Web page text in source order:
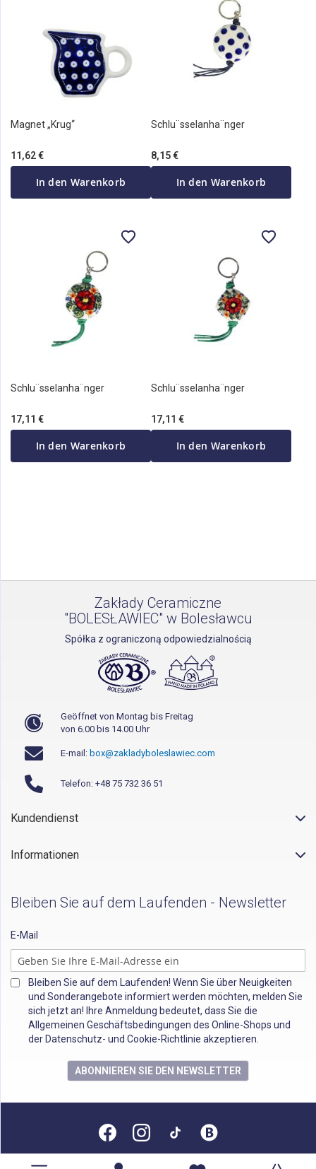
Magnet „Krug“
11,62 €
In den Warenkorb
Schlu¨sselanha¨nger
8,15 €
In den Warenkorb
Schlu¨sselanha¨nger
17,11 €
In den Warenkorb
Schlu¨sselanha¨nger
17,11 €
In den Warenkorb
Zakłady Ceramiczne
"BOLESŁAWIEC" w Bolesławcu
Spółka z ograniczoną odpowiedzialnością
Geöffnet von Montag bis Freitag
von 6.00 bis 14.00 Uhr
E-mail: box@zakladyboleslawiec.com
Telefon: +48 75 732 36 51
Kundendienst
Informationen
Bleiben Sie auf dem Laufenden - Newsletter
E-Mail
Bleiben Sie auf dem Laufenden! Wenn Sie über Neuigkeiten
und Sonderangebote informiert werden möchten, melden Sie
sich jetzt an! Ihre Anmeldung bedeutet, dass Sie die
Allgemeinen Geschäftsbedingungen des Online-Shops und
der Datenschutz- und Cookie-Richtlinie akzeptieren.
ABONNIEREN SIE DEN NEWSLETTER